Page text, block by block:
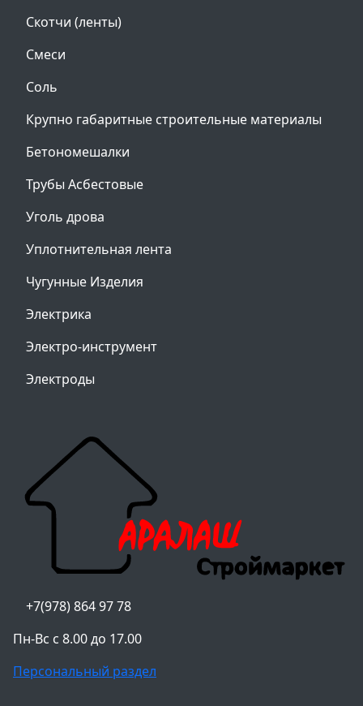
Скотчи (ленты)
Смеси
Соль
Крупно габаритные строительные материалы
Бетономешалки
Трубы Асбестовые
Уголь дрова
Уплотнительная лента
Чугунные Изделия
Электрика
Электро-инструмент
Электроды
+7(978) 864 97 78
Пн-Вс с 8.00 до 17.00
Персональный раздел